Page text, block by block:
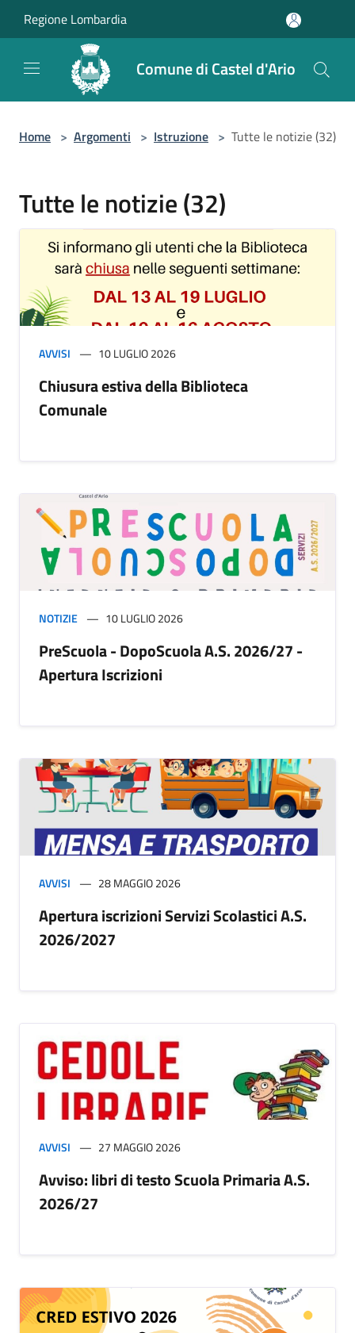
Regione Lombardia
Comune di Castel d'Ario
Home > Argomenti > Istruzione > Tutte le notizie (32)
Tutte le notizie (32)
AVVISI 10 LUGLIO 2026
Chiusura estiva della Biblioteca
Comunale
NOTIZIE 10 LUGLIO 2026
PreScuola - DopoScuola A.S. 2026/27 -
Apertura Iscrizioni
AVVISI 28 MAGGIO 2026
Apertura iscrizioni Servizi Scolastici A.S.
2026/2027
AVVISI 27 MAGGIO 2026
Avviso: libri di testo Scuola Primaria A.S.
2026/27